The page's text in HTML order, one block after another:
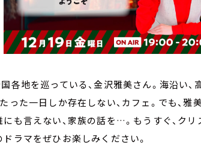
各地を巡っている、金沢雅美さん。海沿い、
った一日しか存在しない、カフェ。でも、雅
も言えない、家族の話を…。もうすぐ、ク
ラマをぜひお楽しみください。